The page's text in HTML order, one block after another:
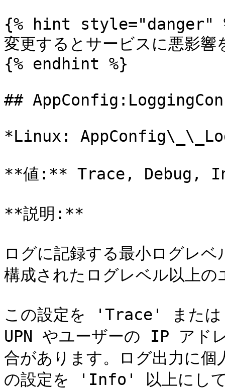
{% hint style="danger"
変更するとサービスに悪影
{% endhint %}
##
*Linux:
**値:** Trace, Debug,
**説明:**
ログに記録する最小ログ
構成されたログレベル以上
この設定を 'Trace' また
UPN やユーザーの IP アド
合があります。ログ出力に
の設定を 'Info' 以上にして